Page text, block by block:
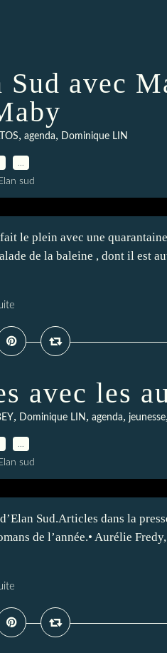
Sud avec
, agenda, Dominique LIN
sud
le plein avec une
de la baleine , dont il est
avec les
, Dominique LIN , agenda, jeunesse
sud
Sud.Articles dans la
de l’année.• Aurélie